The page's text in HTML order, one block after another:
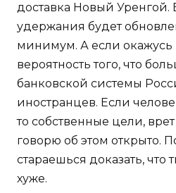
доставка Новый Уренгой.
удержания будет
минимум. А если окажусь
вероятность того, что
банковской системы
иностранцев. Если
то собственные цели,
говорю об этом открыто.
стараешься доказать,
хуже.